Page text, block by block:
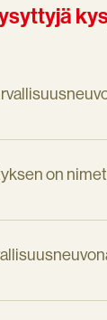
on